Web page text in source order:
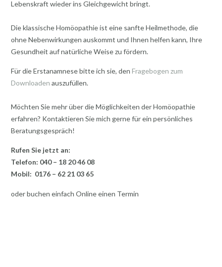
Lebenskraft wieder ins Gleichgewicht bringt.
Die klassische Homöopathie ist eine sanfte Heilmethode, die
ohne Nebenwirkungen auskommt und Ihnen helfen kann, Ihre
Gesundheit auf natürliche Weise zu fördern.
Für die Erstanamnese bitte ich sie, den Fragebogen zum
Downloaden auszufüllen.
Möchten Sie mehr über die Möglichkeiten der Homöopathie
erfahren? Kontaktieren Sie mich gerne für ein persönliches
Beratungsgespräch!
Rufen Sie jetzt an:
Telefon: 040 – 18 20 46 08
Mobil: 0176 – 62 21 03 65
oder buchen einfach Online einen Termin